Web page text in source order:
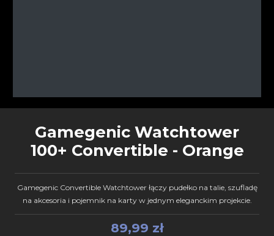
Gamegenic Watchtower
100+ Convertible - Orange
Gamegenic Convertible Watchtower łączy pudełko na talie, szufladę
na akcesoria i pojemnik na karty w jednym eleganckim projekcie.
89,99 zł